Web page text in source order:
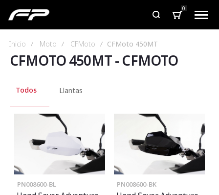
0
Inicio Moto CFMoto CFMoto 450MT
CFMOTO 450MT- CFMOTO
Todos Llantas
PN008600-BL PN008600-BK